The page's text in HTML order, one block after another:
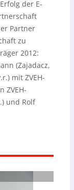
der E-
Partner
zu
2012:
(Zajadacz,
mit ZVEH-
ZVEH-
und Rolf